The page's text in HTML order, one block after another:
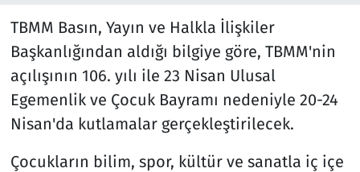
TBMM Basın, Yayın ve Halkla İlişkiler
Başkanlığından aldığı bilgiye göre, TBMM'nin
açılışının 106. yılı ile 23 Nisan Ulusal
Egemenlik ve Çocuk Bayramı nedeniyle 20-24
Nisan'da kutlamalar gerçekleştirilecek.
Çocukların bilim, spor, kültür ve sanatla iç içe
Spor
Teknoloji ve Bilim
Televizyon